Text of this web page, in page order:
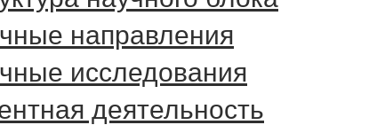
направления
исследования
деятельность